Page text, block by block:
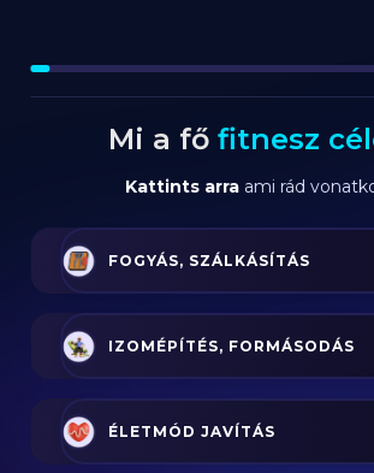
Mi a fő fitnesz
Kattints arraami rád
FOGYÁS, SZÁLKÁSÍTÁS
IZOMÉPÍTÉS, FORMÁSODÁS
ÉLETMÓD JAVÍTÁS